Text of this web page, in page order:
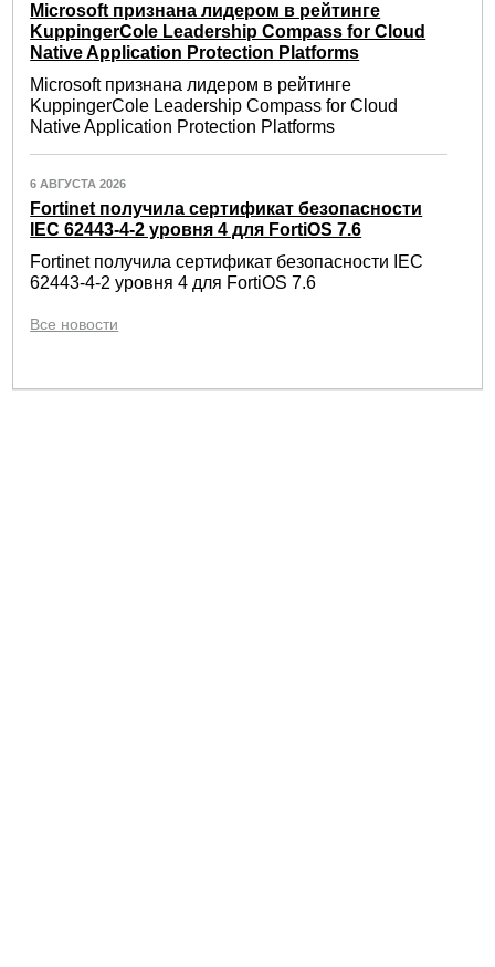
Microsoft признана лидером в рейтинге
KuppingerCole Leadership Compass for Cloud
Native Application Protection Platforms
Microsoft признана лидером в рейтинге
KuppingerCole Leadership Compass for Cloud
Native Application Protection Platforms
6 АВГУСТА 2026
Fortinet получила сертификат безопасности
IEC 62443-4-2 уровня 4 для FortiOS 7.6
Fortinet получила сертификат безопасности IEC
62443-4-2 уровня 4 для FortiOS 7.6
Все новости